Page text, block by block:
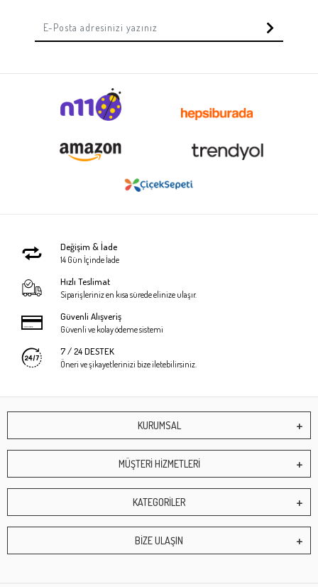
Değişim & İade
14 Gün İçinde İade
Hızlı Teslimat
Siparişleriniz en kısa sürede elinize ulaşır.
Güvenli Alışveriş
Güvenli ve kolay ödeme sistemi
7 / 24 DESTEK
Öneri ve şikayetlerinizi bize iletebilirsiniz.
KURUMSAL
MÜŞTERİ HİZMETLERİ
KATEGORİLER
BİZE ULAŞIN